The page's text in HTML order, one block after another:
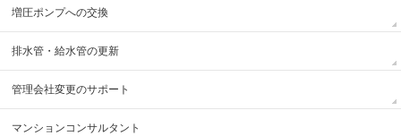
増圧ポンプへの交換
排水管・給水管の更新
管理会社変更のサポート
マンションコンサルタント